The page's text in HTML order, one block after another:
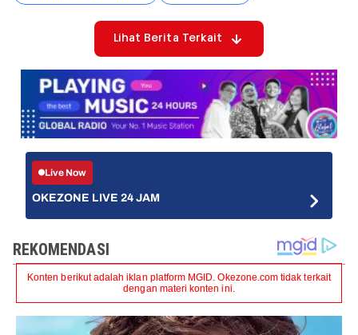
Lihat Berita Terkait
Live Now
OKEZONE LIVE 24 JAM